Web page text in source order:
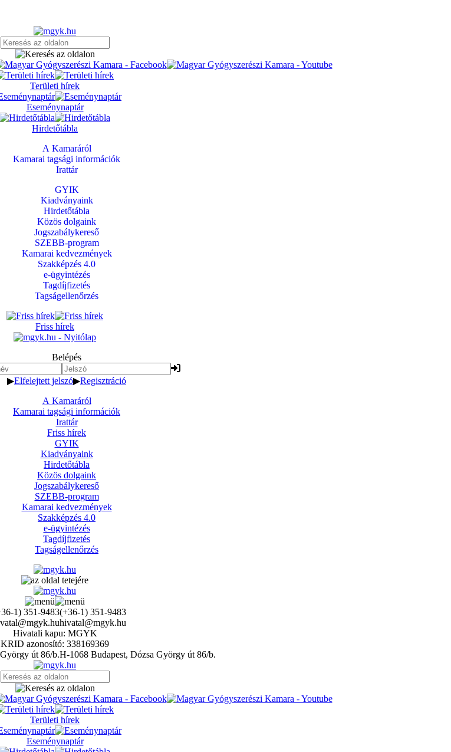
Területi hírek
Eseménynaptár
Hirdetőtábla
A Kamaráról
Kamarai tagsági információk
Irattár
GYIK
Kiadványaink
Hirdetőtábla
Közös dolgaink
Jogszabálykereső
SZEBB-program
Kamarai kedvezmények
Szakképzés 4.0
e-ügyintézés
Tagdíjfizetés
Tagságellenőrzés
Friss hírek
Belépés
▶Elfelejtett jelszó▶Regisztráció
A Kamaráról
Kamarai tagsági információk
Irattár
Friss hírek
GYIK
Kiadványaink
Hirdetőtábla
Közös dolgaink
Jogszabálykereső
SZEBB-program
Kamarai kedvezmények
Szakképzés 4.0
e-ügyintézés
Tagdíjfizetés
Tagságellenőrzés
(+36-1) 351-9483
hivatal@mgyk.hu
Hivatali kapu: MGYK
KRID azonosító: 338169369
H-1068 Budapest, Dózsa György út 86/b.
Területi hírek
Eseménynaptár